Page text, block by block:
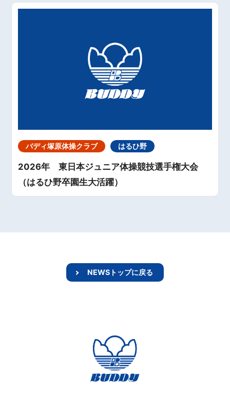
バディ塚原体操クラブ はるひ野
2026年 東日本ジュニア体操競技選手権大会
（はるひ野卒園生大活躍）
NEWSトップに戻る